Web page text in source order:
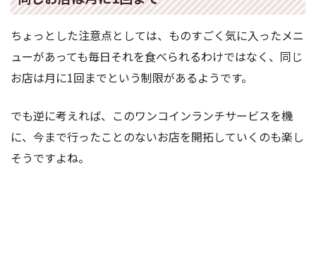
ちょっとした注意点としては、ものすごく気に入ったメニ
ューがあっても毎日それを食べられるわけではなく、同じ
お店は月に1回までという制限があるようです。
でも逆に考えれば、このワンコインランチサービスを機
に、今まで行ったことのないお店を開拓していくのも楽し
そうですよね。